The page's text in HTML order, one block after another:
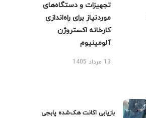
تجهیزات و دستگاه‌های
موردنیاز برای راه‌اندازی
کارخانه اکستروژن
آلومینیوم
13 مرداد 1405
بازیابی اکانت هک‌شده پابجی